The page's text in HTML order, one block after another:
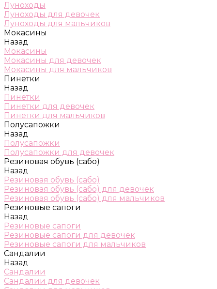
Луноходы
Луноходы для девочек
Луноходы для мальчиков
Мокасины
Назад
Мокасины
Мокасины для девочек
Мокасины для мальчиков
Пинетки
Назад
Пинетки
Пинетки для девочек
Пинетки для мальчиков
Полусапожки
Назад
Полусапожки
Полусапожки для девочек
Резиновая обувь (сабо)
Назад
Резиновая обувь (сабо)
Резиновая обувь (сабо) для девочек
Резиновая обувь (сабо) для мальчиков
Резиновые сапоги
Назад
Резиновые сапоги
Резиновые сапоги для девочек
Резиновые сапоги для мальчиков
Сандалии
Назад
Сандалии
Сандалии для девочек